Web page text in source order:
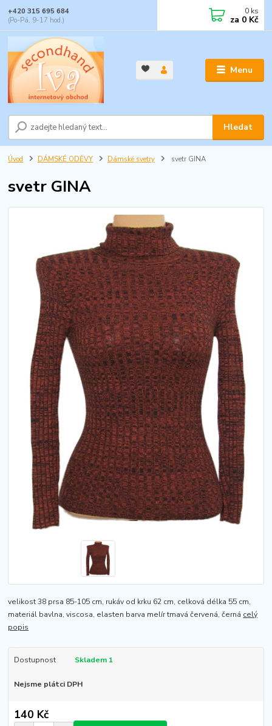
Menu
Hledat
+420 315 695 684
(Po-Pá, 9-17 hod.)
0 ks
za 0 Kč
Úvod DÁMSKÉ ODĚVY Dámské svetry svetr GINA
svetr GINA
velikost 38 prsa 85-105 cm, rukáv od krku 62 cm, celková délka 55 cm,
materiál bavlna, viscosa, elasten barva melír tmavá červená, černá celý
popis
Dostupnost Skladem 1
Nejsme plátci DPH
140 Kč